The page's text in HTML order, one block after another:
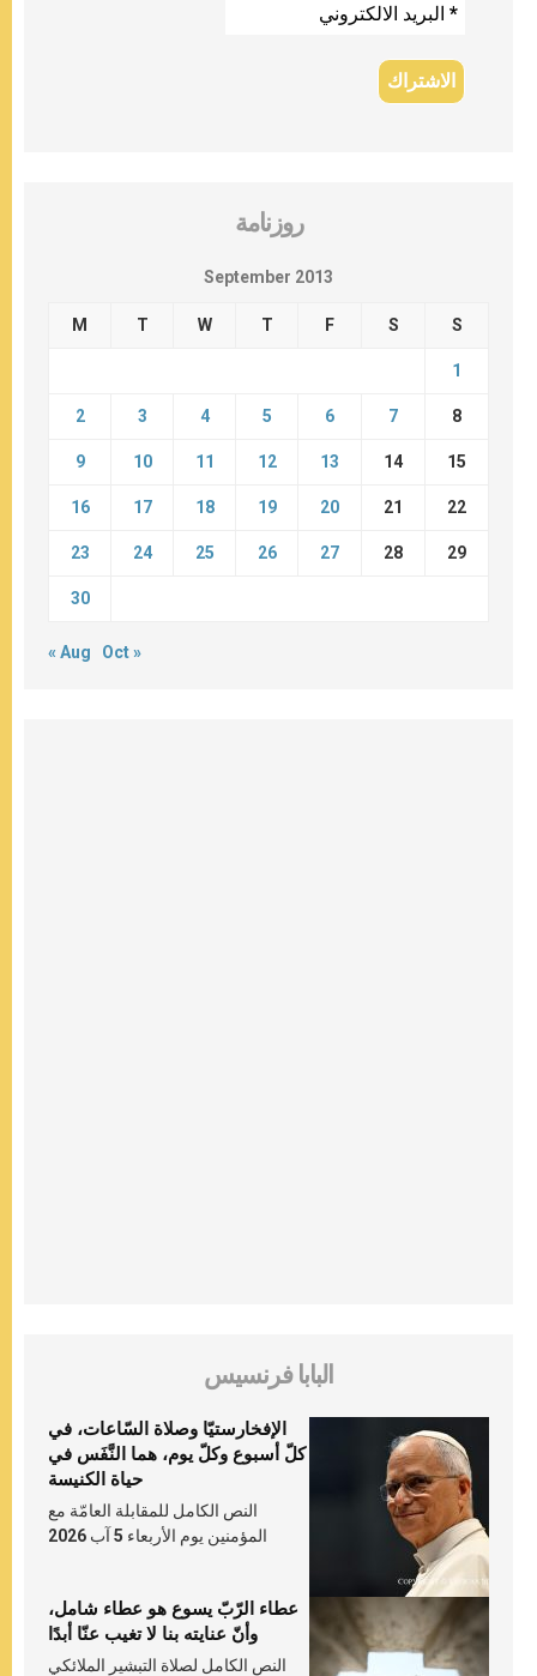
روزنامة
September 2013
M T W T F S S
1
2 3 4 5 6 7 8
9 10 11 12 13 14 15
16 17 18 19 20 21 22
23 24 25 26 27 28 29
30
« Aug Oct »
البابا فرنسيس
الإفخارستيّا وصلاة السّاعات، في
كلّ أسبوع وكلّ يوم، هما النَّفَس في
حياة الكنيسة
النص الكامل للمقابلة العامّة مع
المؤمنين يوم الأربعاء 5 آب 2026
عطاء الرّبّ يسوع هو عطاء شامل،
وأنّ عنايته بنا لا تغيب عنّا أبدًا
النص الكامل لصلاة التبشير الملائكي